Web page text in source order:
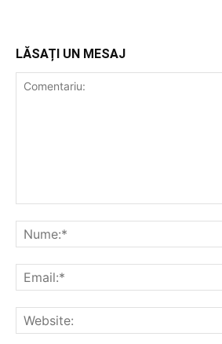
LĂSAȚI UN MESAJ